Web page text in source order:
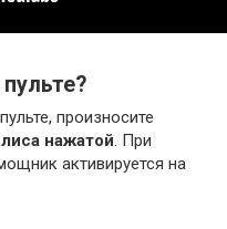
произносите
нажатой. При
активируется на